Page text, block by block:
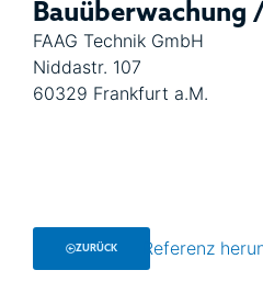
FAAG Technik GmbH
Niddastr. 107
60329 Frankfurt a.M.
ZURÜCK Referenz